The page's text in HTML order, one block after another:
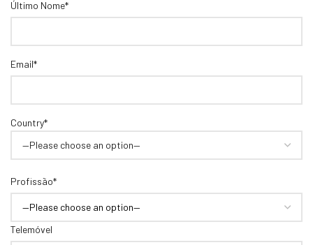
Último Nome*
Email*
Country*
Profissão*
Telemóvel